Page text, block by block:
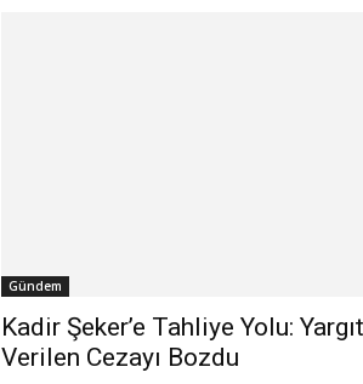
Gündem
Kadir Şeker’e Tahliye Yolu:
Verilen Cezayı Bozdu